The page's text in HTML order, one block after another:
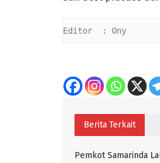
Editor  : Ony
Berita Terkait
Pemkot Samarinda